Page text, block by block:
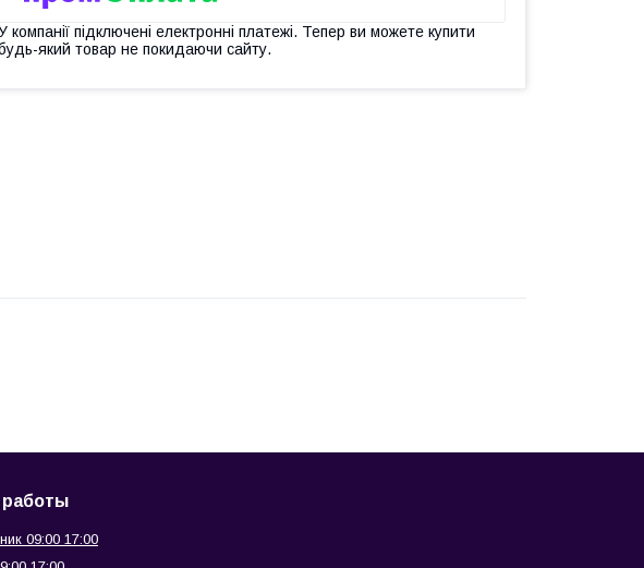
компанії підключені електронні платежі. Тепер ви можете купити
який товар не покидаючи сайту.
работы
09:00 17:00